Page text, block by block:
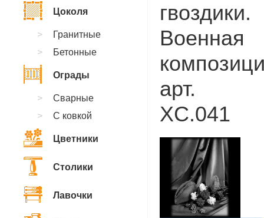
гвоздики.
Военная
арт.
XC.041
Цоколя
Гранитные
Бетонные
Ограды
Сварные
С ковкой
Цветники
Столики
Лавочки